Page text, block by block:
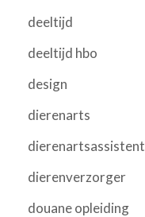
deeltijd
deeltijd hbo
design
dierenarts
dierenartsassistent
dierenverzorger
douane opleiding